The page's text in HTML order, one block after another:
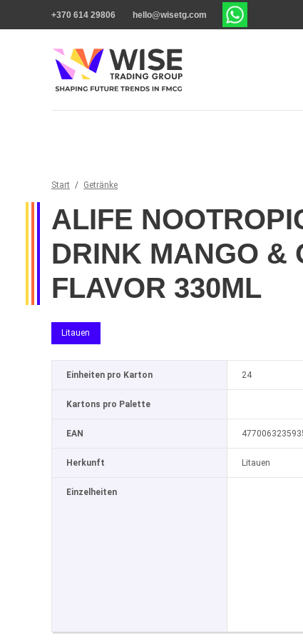
+370 614 29806 hello@wisetg.com
Start / Getränke
ALIFE
DRINK MANGO &
FLAVOR 330ML
Litauen
Einheiten pro Karton 24
Kartons pro Palette
EAN
Herkunft Litauen
Einzelheiten